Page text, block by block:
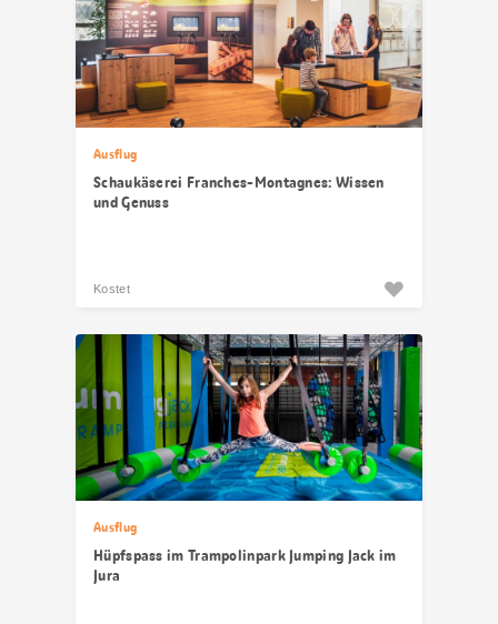
Ausflug
Schaukäserei Franches-Montagnes: Wissen
und Genuss
Kostet
Ausflug
Hüpfspass im Trampolinpark Jumping Jack im
Jura